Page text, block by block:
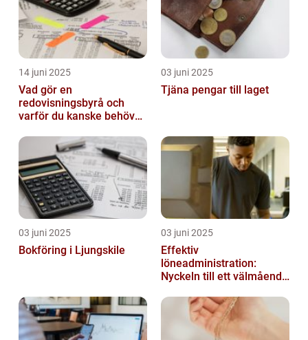
14 juni 2025
Vad gör en
redovisningsbyrå och
varför du kanske behöver
03 juni 2025
Tjäna pengar till laget
03 juni 2025
Bokföring i Ljungskile
03 juni 2025
Effektiv
löneadministration:
Nyckeln till ett välmående